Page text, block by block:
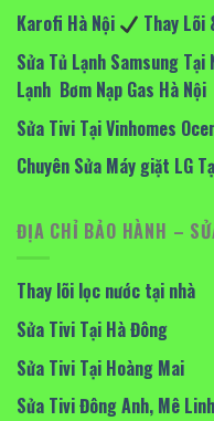
Karofi Hà Nội
Thay Lõi
Sửa Tủ Lạnh Samsung
Lạnh Bơm Nạp Gas Hà Nội
Sửa Tivi Tại Vinhomes
Chuyên Sửa Máy giặt LG
ĐỊA CHỈ BẢO HÀNH –
Thay lõi lọc nước tại nhà
Sửa Tivi Tại Hà Đông
Sửa Tivi Tại Hoàng Mai
Sửa Tivi Đông Anh, Mê Linh